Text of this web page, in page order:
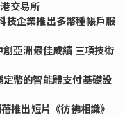
交易所
企業推出多幣種帳戶服
亞洲最佳成績 三項技術
幣的智能體支付基礎設
出短片《彷彿相識》